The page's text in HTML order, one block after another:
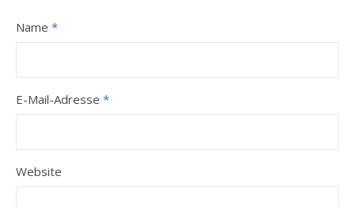
Name *
E-Mail-Adresse *
Website